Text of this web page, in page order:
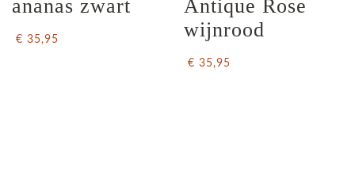
ananas zwart
€ 35,95
Antique Rose
wijnrood
€ 35,95